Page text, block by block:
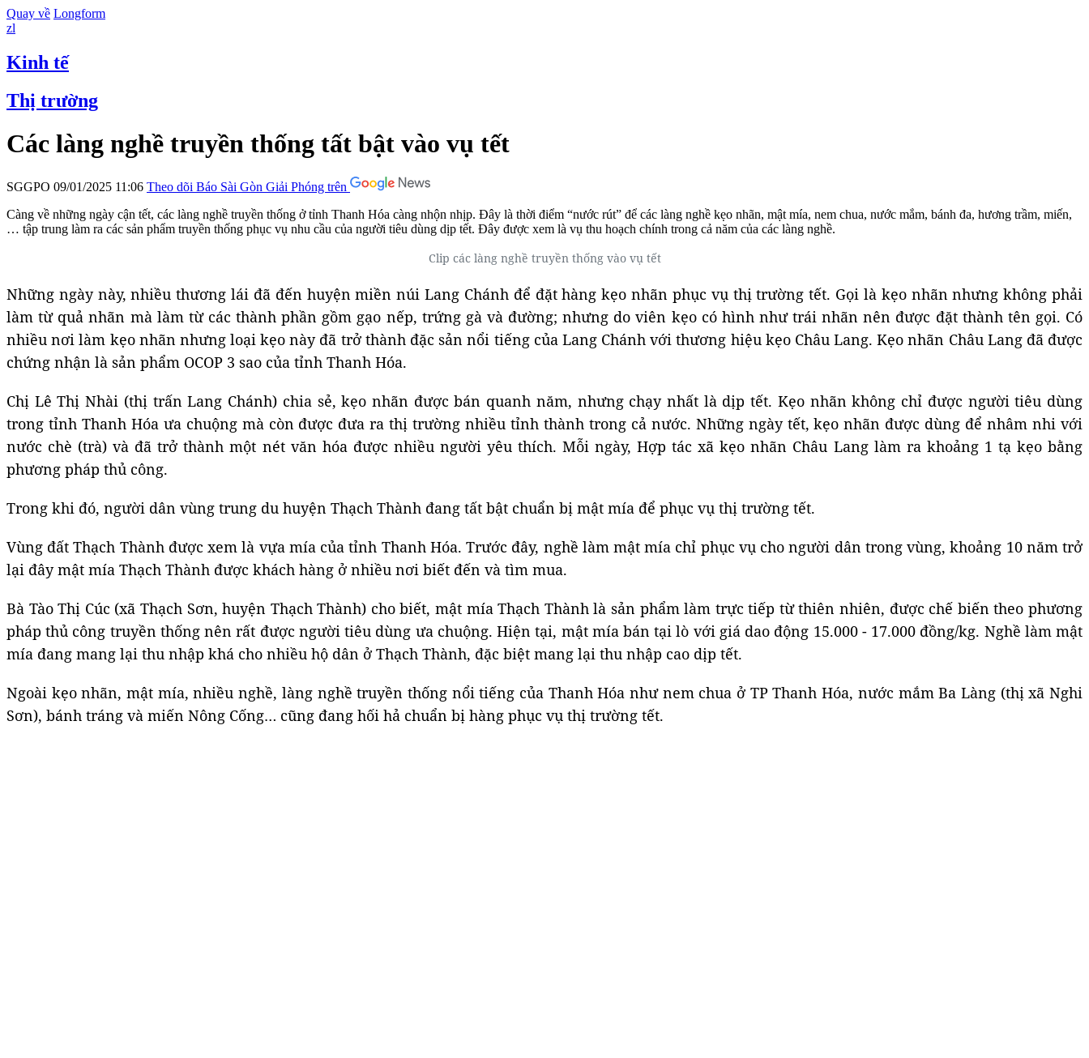
Quay về Longform
zl
Kinh tế
Thị trường
Các làng nghề truyền thống tất bật vào vụ tết
SGGPO 09/01/2025 11:06 Theo dõi Báo Sài Gòn Giải Phóng trên
Càng về những ngày cận tết, các làng nghề truyền thống ở tỉnh Thanh Hóa càng nhộn nhịp. Đây là thời điểm “nước rút” để các làng nghề kẹo nhãn, mật mía, nem chua, nước mắm, bánh đa, hương trầm, miến,
… tập trung làm ra các sản phẩm truyền thống phục vụ nhu cầu của người tiêu dùng dịp tết. Đây được xem là vụ thu hoạch chính trong cả năm của các làng nghề.
Clip các làng nghề truyền thống vào vụ tết
Những ngày này, nhiều thương lái đã đến huyện miền núi Lang Chánh để đặt hàng kẹo nhãn phục vụ thị trường tết. Gọi là kẹo nhãn nhưng không phải
làm từ quả nhãn mà làm từ các thành phần gồm gạo nếp, trứng gà và đường; nhưng do viên kẹo có hình như trái nhãn nên được đặt thành tên gọi. Có
nhiều nơi làm kẹo nhãn nhưng loại kẹo này đã trở thành đặc sản nổi tiếng của Lang Chánh với thương hiệu kẹo Châu Lang. Kẹo nhãn Châu Lang đã được
chứng nhận là sản phẩm OCOP 3 sao của tỉnh Thanh Hóa.
Chị Lê Thị Nhài (thị trấn Lang Chánh) chia sẻ, kẹo nhãn được bán quanh năm, nhưng chạy nhất là dịp tết. Kẹo nhãn không chỉ được người tiêu dùng
trong tỉnh Thanh Hóa ưa chuộng mà còn được đưa ra thị trường nhiều tỉnh thành trong cả nước. Những ngày tết, kẹo nhãn được dùng để nhâm nhi với
nước chè (trà) và đã trở thành một nét văn hóa được nhiều người yêu thích. Mỗi ngày, Hợp tác xã kẹo nhãn Châu Lang làm ra khoảng 1 tạ kẹo bằng
phương pháp thủ công.
Trong khi đó, người dân vùng trung du huyện Thạch Thành đang tất bật chuẩn bị mật mía để phục vụ thị trường tết.
Vùng đất Thạch Thành được xem là vựa mía của tỉnh Thanh Hóa. Trước đây, nghề làm mật mía chỉ phục vụ cho người dân trong vùng, khoảng 10 năm trở
lại đây mật mía Thạch Thành được khách hàng ở nhiều nơi biết đến và tìm mua.
Bà Tào Thị Cúc (xã Thạch Sơn, huyện Thạch Thành) cho biết, mật mía Thạch Thành là sản phẩm làm trực tiếp từ thiên nhiên, được chế biến theo phương
pháp thủ công truyền thống nên rất được người tiêu dùng ưa chuộng. Hiện tại, mật mía bán tại lò với giá dao động 15.000 - 17.000 đồng/kg. Nghề làm mật
mía đang mang lại thu nhập khá cho nhiều hộ dân ở Thạch Thành, đặc biệt mang lại thu nhập cao dịp tết.
Ngoài kẹo nhãn, mật mía, nhiều nghề, làng nghề truyền thống nổi tiếng của Thanh Hóa như nem chua ở TP Thanh Hóa, nước mắm Ba Làng (thị xã Nghi
Sơn), bánh tráng và miến Nông Cống… cũng đang hối hả chuẩn bị hàng phục vụ thị trường tết.